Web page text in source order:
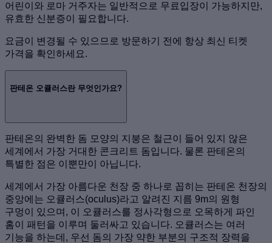
어린이와 로마 거주자는 일반적으로 무료입장이 가능하지만,
유효한 신분증이 필요합니다.
요금이 변경될 수 있으므로 방문하기 전에 항상 최신 티켓
가격을 확인하세요.
판테온 오큘러스란 무엇인가요?
판테온의 완벽한 돔 모양의 지붕은 철근이 들어 있지 않은
세계에서 가장 거대한 콘크리트 돔입니다. 물론 판테온의
특별한 점은 이뿐만이 아닙니다.
세계에서 가장 아름다운 천장 중 하나로 꼽히는 판테온 천장의
중앙에는 오큘러스(oculus)라고 알려진 지름 9m의 원형
구멍이 있으며, 이 오큘러스를 정사각형으로 오목하게 파인
홈이 패턴을 이루며 둘러싸고 있습니다. 오큘러스는 여러
기능을 하는데, 우선 돔의 가장 약한 부분의 구조적 장력을